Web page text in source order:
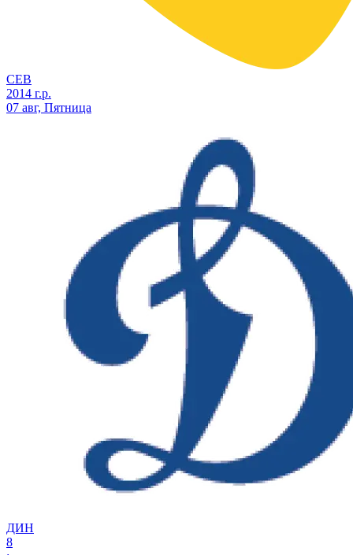
СЕВ
2014 г.р.
07 авг, Пятница
ДИН
8